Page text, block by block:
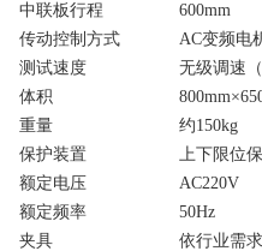
中联板行程
600mm
传动控制方式
AC变频电
测试速度
无级调速（
体积
重量
约150kg
保护装置
上下限位
额定电压
AC220V
额定频率
50Hz
夹具
依行业需